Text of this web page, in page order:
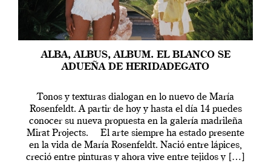
ALBA, ALBUS, ALBUM. EL BLANCO SE
ADUEÑA DE HERIDADEGATO
Tonos y texturas dialogan en lo nuevo de María
Rosenfeldt. A partir de hoy y hasta el día 14 puedes
conocer su nueva propuesta en la galería madrileña
Mirat Projects. El arte siempre ha estado presente
en la vida de María Rosenfeldt. Nació entre lápices,
creció entre pinturas y ahora vive entre tejidos y […]